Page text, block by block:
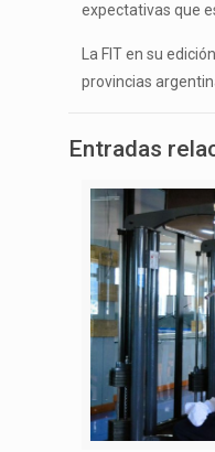
expectativas que
La FIT en su
provincias
Entradas